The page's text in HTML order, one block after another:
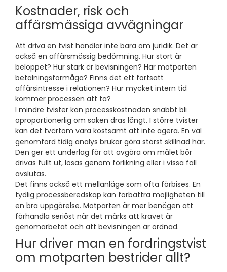
Kostnader, risk och
affärsmässiga avvägningar
Att driva en tvist handlar inte bara om juridik. Det är
också en affärsmässig bedömning. Hur stort är
beloppet? Hur stark är bevisningen? Har motparten
betalningsförmåga? Finns det ett fortsatt
affärsintresse i relationen? Hur mycket intern tid
kommer processen att ta?
I mindre tvister kan processkostnaden snabbt bli
oproportionerlig om saken dras långt. I större tvister
kan det tvärtom vara kostsamt att inte agera. En väl
genomförd tidig analys brukar göra störst skillnad här.
Den ger ett underlag för att avgöra om målet bör
drivas fullt ut, lösas genom förlikning eller i vissa fall
avslutas.
Det finns också ett mellanläge som ofta förbises. En
tydlig processberedskap kan förbättra möjligheten till
en bra uppgörelse. Motparten är mer benägen att
förhandla seriöst när det märks att kravet är
genomarbetat och att bevisningen är ordnad.
Hur driver man en fordringstvist
om motparten bestrider allt?